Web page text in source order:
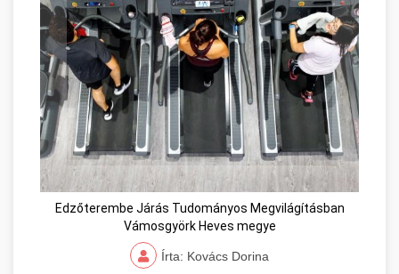
Edzőterembe Járás Tudományos Megvilágításban
Vámosgyörk Heves megye
Írta: Kovács Dorina